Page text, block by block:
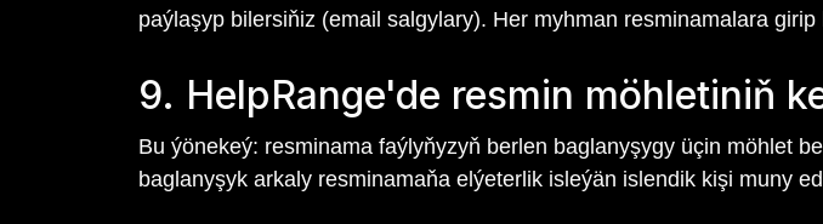
paýlaşyp bilersiňiz (email salgylary). Her myhman resminamalara
9. HelpRange'de resmin möhletiniň
Bu ýönekeý: resminama faýlyňyzyň berlen baglanyşygy üçin möhlet
baglanyşyk arkaly resminamaňa elýeterlik isleýän islendik kişi muny